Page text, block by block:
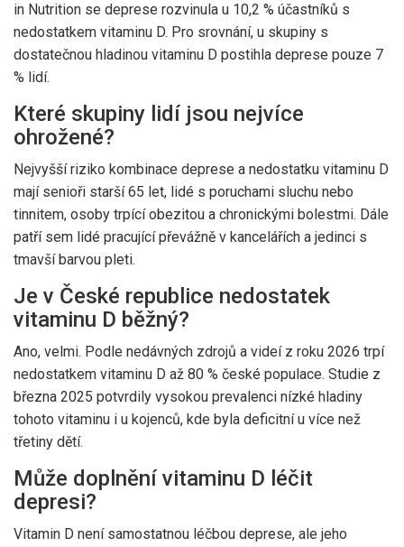
in Nutrition se deprese rozvinula u 10,2 % účastníků s
nedostatkem vitaminu D. Pro srovnání, u skupiny s
dostatečnou hladinou vitaminu D postihla deprese pouze 7
% lidí.
Které skupiny lidí jsou nejvíce
ohrožené?
Nejvyšší riziko kombinace deprese a nedostatku vitaminu D
mají senioři starší 65 let, lidé s poruchami sluchu nebo
tinnitem, osoby trpící obezitou a chronickými bolestmi. Dále
patří sem lidé pracující převážně v kancelářích a jedinci s
tmavší barvou pleti.
Je v České republice nedostatek
vitaminu D běžný?
Ano, velmi. Podle nedávných zdrojů a videí z roku 2026 trpí
nedostatkem vitaminu D až 80 % české populace. Studie z
března 2025 potvrdily vysokou prevalenci nízké hladiny
tohoto vitaminu i u kojenců, kde byla deficitní u více než
třetiny dětí.
Může doplnění vitaminu D léčit
depresi?
Vitamin D není samostatnou léčbou deprese, ale jeho